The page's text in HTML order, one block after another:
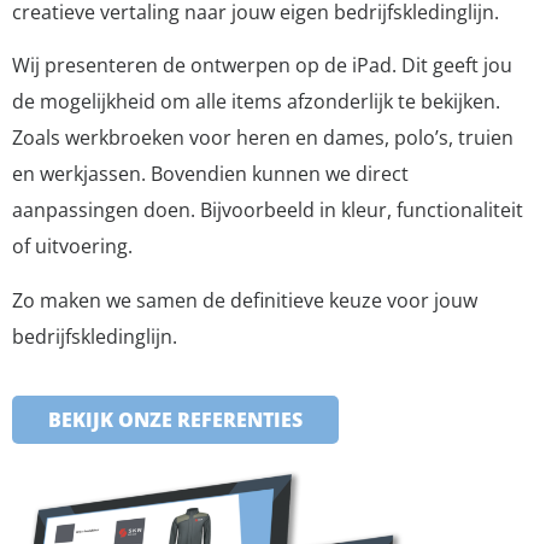
creatieve vertaling naar jouw eigen bedrijfskledinglijn.
Wij presenteren de ontwerpen op de iPad. Dit geeft jou
de mogelijkheid om alle items afzonderlijk te bekijken.
Zoals werkbroeken voor heren en dames, polo’s, truien
en werkjassen. Bovendien kunnen we direct
aanpassingen doen. Bijvoorbeeld in kleur, functionaliteit
of uitvoering.
Zo maken we samen de definitieve keuze voor jouw
bedrijfskledinglijn.
BEKIJK ONZE REFERENTIES